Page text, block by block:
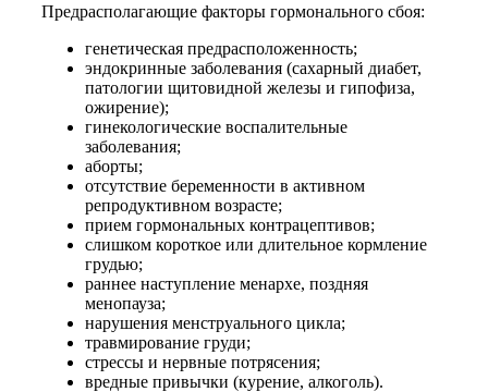
Предрасполагающие факторы гормонального сбоя:
генетическая предрасположенность;
эндокринные заболевания (сахарный диабет,
патологии щитовидной железы и гипофиза,
ожирение);
гинекологические воспалительные
заболевания;
аборты;
отсутствие беременности в активном
репродуктивном возрасте;
прием гормональных контрацептивов;
слишком короткое или длительное кормление
грудью;
раннее наступление менархе, поздняя
менопауза;
нарушения менструального цикла;
травмирование груди;
стрессы и нервные потрясения;
вредные привычки (курение, алкоголь).